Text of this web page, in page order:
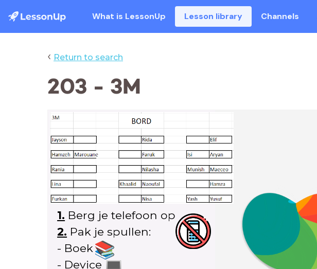
What is LessonUp Lesson library Channels
‹ Return to search
203 - 3M
1. Berg je telefoon op
2. Pak je spullen:
- Boek
- Device